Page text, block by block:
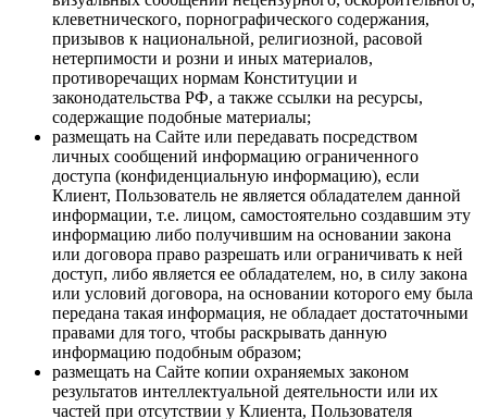
клеветнического, порнографического содержания,
призывов к национальной, религиозной, расовой
нетерпимости и розни и иных материалов,
противоречащих нормам Конституции и
законодательства РФ, а также ссылки на ресурсы,
содержащие подобные материалы;
размещать на Сайте или передавать посредством
личных сообщений информацию ограниченного
доступа (конфиденциальную информацию), если
Клиент, Пользователь не является обладателем данной
информации, т.е. лицом, самостоятельно создавшим эту
информацию либо получившим на основании закона
или договора право разрешать или ограничивать к ней
доступ, либо является ее обладателем, но, в силу закона
или условий договора, на основании которого ему была
передана такая информация, не обладает достаточными
правами для того, чтобы раскрывать данную
информацию подобным образом;
размещать на Сайте копии охраняемых законом
результатов интеллектуальной деятельности или их
частей при отсутствии у Клиента, Пользователя